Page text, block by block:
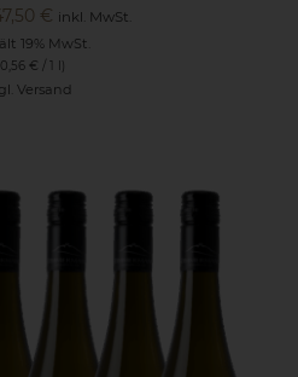
€ Aktueller
Preis
ist:
inkl. MwSt.
19% MwSt.
€ / 1 l)
Versand